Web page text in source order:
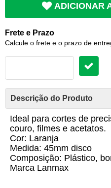
ADICIONAR
Frete e Prazo
Calcule o frete e o prazo de
Descrição do Produto
Ideal para cortes de
couro, filmes e acetatos.
Cor: Laranja
Medida: 45mm disco
Composição: Plástico,
Marca Lanmax